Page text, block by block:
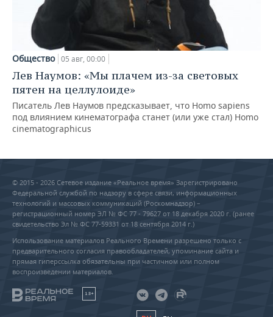
Общество 05 авг, 00:00
Лев Наумов: «Мы плачем из-за световых
пятен на целлулоиде»
Писатель Лев Наумов предсказывает, что Homo sapiens
под влиянием кинематографа станет (или уже стал) Homo
cinematographicus
© 2015 - 2026 Сетевое издание «Реальное время» Зарегистрировано
Федеральной службой по надзору в сфере связи, информационных
технологий и массовых коммуникаций (Роскомнадзор) –
регистрационный номер ЭЛ № ФС 77 - 79627 от 18 декабря 2020 г. (ранее
свидетельство Эл № ФС 77-59331 от 18 сентября 2014 г.)
Использование материалов Реального Времени разрешено только с
предварительного согласия правообладателей, упоминание сайта и
прямая гиперссылка обязательны при частичном или полном
воспроизведении материалов.
18+